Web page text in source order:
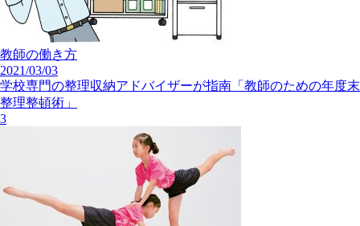
教師の働き方
2021/03/03
学校専門の整理収納アドバイザーが指南「教師のための年度末
整理整頓術」
3